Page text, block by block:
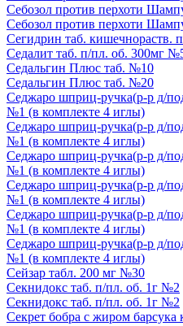
Себозол против перхоти
Себозол против перхоти
Сегидрин таб. кишечнораств.
Седалит таб. п/пл. об. 300мг
Седальгин Плюс таб. №10
Седальгин Плюс таб. №20
Седжаро шприц-ручка(р-р д/
№1 (в комплекте 4 иглы)
Седжаро шприц-ручка(р-р д/
№1 (в комплекте 4 иглы)
Седжаро шприц-ручка(р-р д/
№1 (в комплекте 4 иглы)
Седжаро шприц-ручка(р-р д/
№1 (в комплекте 4 иглы)
Седжаро шприц-ручка(р-р д/
№1 (в комплекте 4 иглы)
Седжаро шприц-ручка(р-р д/
№1 (в комплекте 4 иглы)
Сейзар табл. 200 мг №30
Секнидокс таб. п/пл. об. 1г №2
Секнидокс таб. п/пл. об. 1г №2
Секрет бобра с жиром